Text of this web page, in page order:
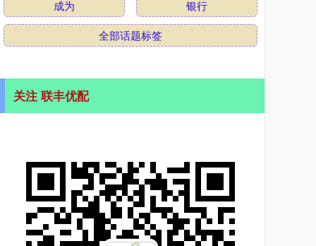
成为
银行
全部话题标签
关注 联丰优配